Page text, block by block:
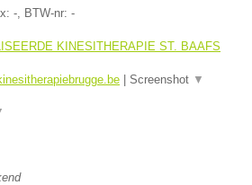
- , BTW-nr: -
KINESITHERAPIE ST. BAAFS
Screenshot ▼